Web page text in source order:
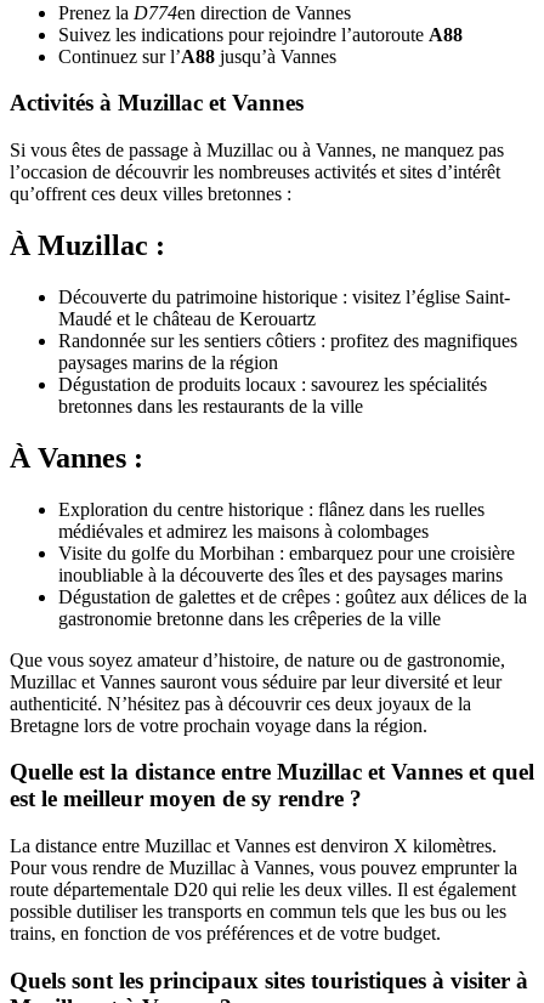
Prenez la D774en direction de Vannes
Suivez les indications pour rejoindre l’autoroute A88
Continuez sur l’A88 jusqu’à Vannes
Activités à Muzillac et Vannes
Si vous êtes de passage à Muzillac ou à Vannes, ne manquez pas
l’occasion de découvrir les nombreuses activités et sites d’intérêt
qu’offrent ces deux villes bretonnes :
À Muzillac :
Découverte du patrimoine historique : visitez l’église Saint-
Maudé et le château de Kerouartz
Randonnée sur les sentiers côtiers : profitez des magnifiques
paysages marins de la région
Dégustation de produits locaux : savourez les spécialités
bretonnes dans les restaurants de la ville
À Vannes :
Exploration du centre historique : flânez dans les ruelles
médiévales et admirez les maisons à colombages
Visite du golfe du Morbihan : embarquez pour une croisière
inoubliable à la découverte des îles et des paysages marins
Dégustation de galettes et de crêpes : goûtez aux délices de la
gastronomie bretonne dans les crêperies de la ville
Que vous soyez amateur d’histoire, de nature ou de gastronomie,
Muzillac et Vannes sauront vous séduire par leur diversité et leur
authenticité. N’hésitez pas à découvrir ces deux joyaux de la
Bretagne lors de votre prochain voyage dans la région.
Quelle est la distance entre Muzillac et Vannes et quel
est le meilleur moyen de sy rendre ?
La distance entre Muzillac et Vannes est denviron X kilomètres.
Pour vous rendre de Muzillac à Vannes, vous pouvez emprunter la
route départementale D20 qui relie les deux villes. Il est également
possible dutiliser les transports en commun tels que les bus ou les
trains, en fonction de vos préférences et de votre budget.
Quels sont les principaux sites touristiques à visiter à